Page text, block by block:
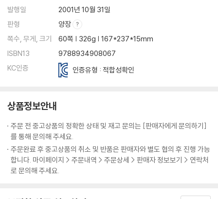
발행일
2001년 10월 31일
판형
양장
쪽수, 무게, 크기
60쪽 | 326g | 167*237*15mm
ISBN13
9788934908067
KC인증
인증유형 : 적합성확인
상품정보안내
주문 전 중고상품의 정확한 상태 및 재고 문의는 [판매자에게 문의하기]
를 통해 문의해 주세요.
주문완료 후 중고상품의 취소 및 반품은 판매자와 별도 협의 후 진행 가능
합니다. 마이페이지 > 주문내역 > 주문상세 > 판매자 정보보기 > 연락처
로 문의해 주세요.